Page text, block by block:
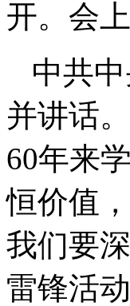
开。会
中共
并讲话
60年来
恒价值
我们要
雷锋活